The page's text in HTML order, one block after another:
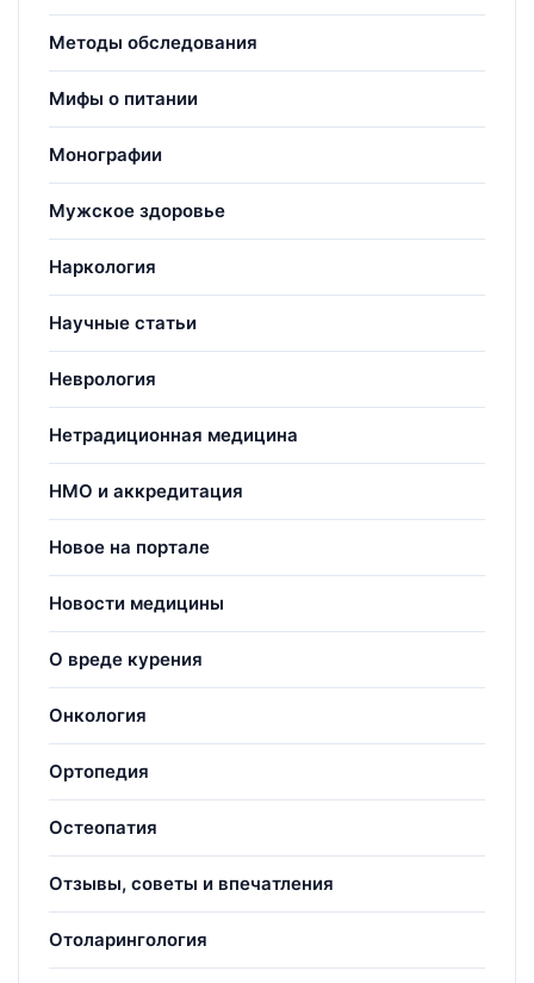
Методы обследования
Мифы о питании
Монографии
Мужское здоровье
Наркология
Научные статьи
Неврология
Нетрадиционная медицина
НМО и аккредитация
Новое на портале
Новости медицины
О вреде курения
Онкология
Ортопедия
Остеопатия
Отзывы, советы и впечатления
Отоларингология